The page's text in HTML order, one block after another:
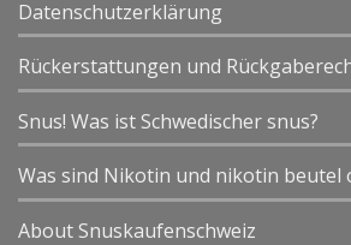
Datenschutzerklärung
Rückerstattungen und
Snus! Was ist Schwedischer snus?
Was sind Nikotin und nikotin beutel
About Snuskaufenschweiz